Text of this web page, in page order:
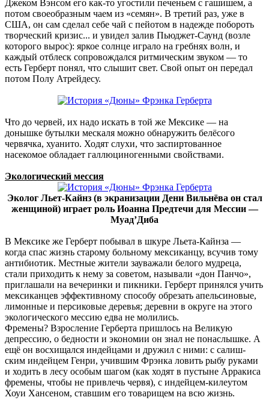
Джеком Вэнсом его как-то угостили печеньем с гашишем, а
потом своеобразным чаем из «семян». В третий раз, уже в
США, он сам сделал себе чай с пейотом в надежде побороть
творческий кризис... и увидел залив Пьюджет-Саунд (возле
которого вырос): яркое солнце играло на гребнях волн, и
каждый отблеск сопровождался ритмическим звуком — то
есть Герберт понял, что слышит свет. Свой опыт он передал
потом Полу Атрейдесу.
Что до червей, их надо искать в той же Мексике — на
донышке бутылки мескаля можно обнаружить белёсого
червячка, хуанито. Ходят слухи, что заспиртованное
насекомое обладает галлюциногенными свойствами.
Экологический мессия
Эколог Льет-Кайнз (в экранизации Дени Вильнёва он стал
женщиной) играет роль Иоанна Предтечи для Мессии —
Муад’Диба
В Мексике же Герберт побывал в шкуре Льета-Кайнза —
когда спас жизнь старому больному мексиканцу, всучив тому
антибиотик. Местные жители зауважали белого мудреца,
стали приходить к нему за советом, называли «дон Панчо»,
приглашали на вечеринки и пикники. Герберт принялся учить
мексиканцев эффективному способу обрезать апельсиновые,
лимонные и персиковые деревья; деревни в округе на этого
экологического мессию едва не молились.
Фремены? Взросление Герберта пришлось на Великую
депрессию, о бедности и экономии он знал не понаслышке. А
ещё он восхищался индейцами и дружил с ними: с салиш-
ским индейцем Генри, учившим Фрэнка ловить рыбу руками
и ходить в лесу особым шагом (как ходят в пустыне Арракиса
фремены, чтобы не привлечь червя), с индейцем-килеутом
Хоуи Хансеном, ставшим его товарищем на всю жизнь.